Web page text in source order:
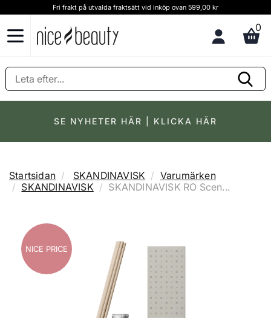
Fri frakt på utvalda fraktsätt vid inköp ovan 599,00 kr
0
SE NYHETER HÄR | KLICKA HÄR
Startsidan SKANDINAVISK
Varumärken
SKANDINAVISK
SKANDINAVISK RO Scen...
NICE PRICE
NICE PRICE
NICE PRICE
NICE PRICE
NICE PRICE